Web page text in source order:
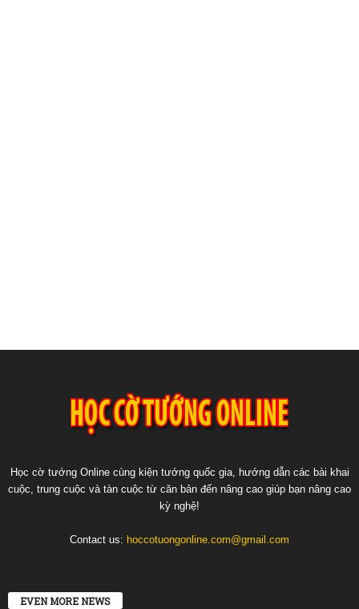
Học cờ tướng Online cùng kiện tướng quốc gia, hướng dẫn các bài khai
cuộc, trung cuộc và tàn cuộc từ căn bản đến nâng cao giúp bạn nâng cao
kỳ nghệ!
Contact us: hoccotuongonline.com@gmail.com
EVEN MORE NEWS